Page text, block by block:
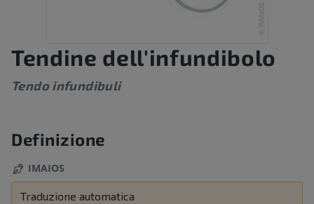
Tendine dell'infundibolo
Tendo infundibuli
Definizione
IMAIOS
Traduzione automatica